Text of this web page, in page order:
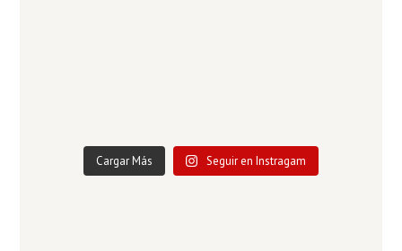
Cargar Más Seguir en Instragam